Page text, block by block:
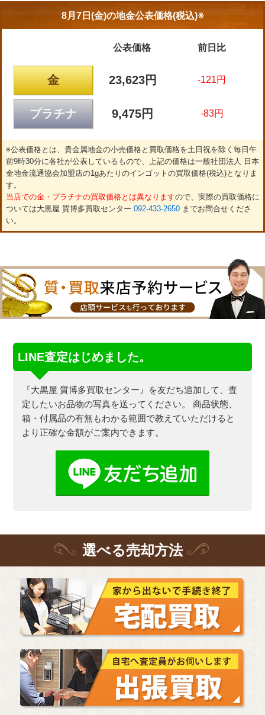
8月7日(金)の地金公表価格(税込)※
公表価格 前日比
金 23,623円 -121円
プラチナ 9,475円 -83円
※公表価格とは、貴金属地金の小売価格と買取価格を土日祝を除く毎日午
前9時30分に各社が公表しているもので、上記の価格は一般社団法人 日本
金地金流通協会加盟店の1gあたりのインゴットの買取価格(税込)となりま
す。
当店での金・プラチナの買取価格とは異なりますので、実際の買取価格に
ついては大黒屋 質博多買取センター 092-433-2650までお問合せくださ
い。
LINE査定はじめました。
『大黒屋 質博多買取センター』を友だち追加して、査
定したいお品物の写真を送ってください。
商品状態、
箱・付属品の有無もわかる範囲で教えていただけると
より正確な金額がご案内できます。
選べる売却方法